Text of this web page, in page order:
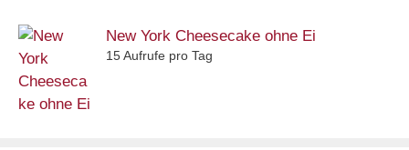
New York Cheesecake ohne Ei
15 Aufrufe pro Tag